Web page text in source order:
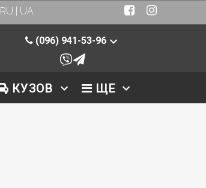
RU UA
(096) 941-53-96
КУЗОВ ЩЕ